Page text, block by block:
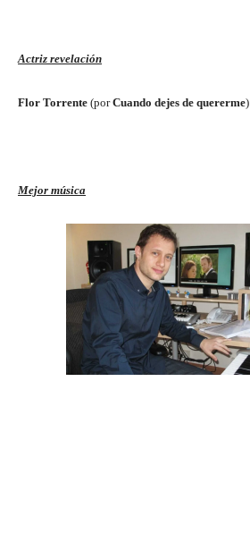
Actriz revelación
Flor Torrente (porCuando dejes de quererme)
Mejor música